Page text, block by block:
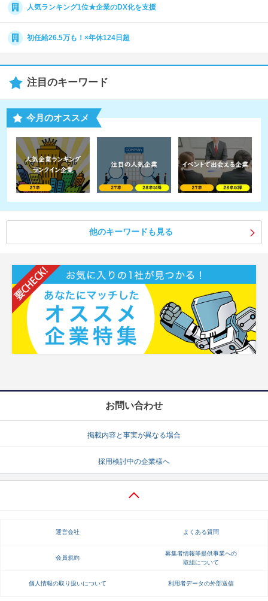
人気ランキング1位★企業のDX化を支援
初任給26.5万も！×年休124日超
注目のキーワード
今月のオススメ
他のキーワードも見る
お問い合わせ
掲載内容と事実が異なる場合
採用検討中の企業様へ
運営会社 よくある質問
会員規約
募集者情報等提供事業への
取組について
個人情報の取り扱いについて 利用者データの外部送信